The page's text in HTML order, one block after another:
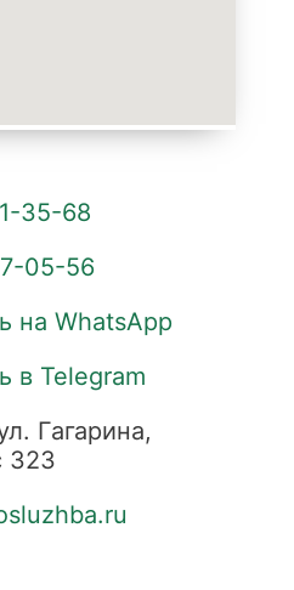
35-68
05-56
на WhatsApp
в Telegram
Гагарина,
323